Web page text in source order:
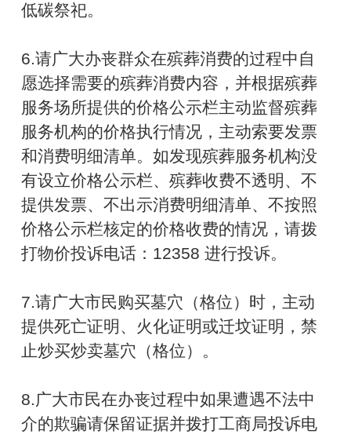
低碳祭祀。
6.请广大办丧群众在殡葬消费的过程中自
愿选择需要的殡葬消费内容，并根据殡葬
服务场所提供的价格公示栏主动监督殡葬
服务机构的价格执行情况，主动索要发票
和消费明细清单。如发现殡葬服务机构没
有设立价格公示栏、殡葬收费不透明、不
提供发票、不出示消费明细清单、不按照
价格公示栏核定的价格收费的情况，请拨
打物价投诉电话：12358 进行投诉。
7.请广大市民购买墓穴（格位）时，主动
提供死亡证明、火化证明或迁坟证明，禁
止炒买炒卖墓穴（格位）。
8.广大市民在办丧过程中如果遭遇不法中
介的欺骗请保留证据并拨打工商局投诉电